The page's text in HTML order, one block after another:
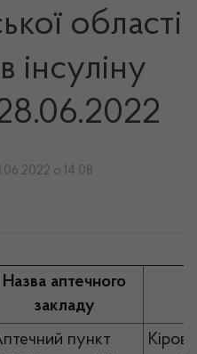
області
інсуліну
о 14:08
Назва аптечного
закладу
пункт